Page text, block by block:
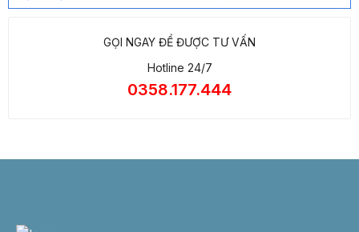
GỌI NGAY ĐỂ ĐƯỢC TƯ VẤN
Hotline 24/7
0358.177.444